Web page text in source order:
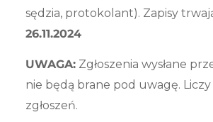
sędzia, protokolant). Zapisy
26.11.2024
UWAGA:Zgłoszenia wysłane
nie będą brane pod uwagę.
zgłoszeń.